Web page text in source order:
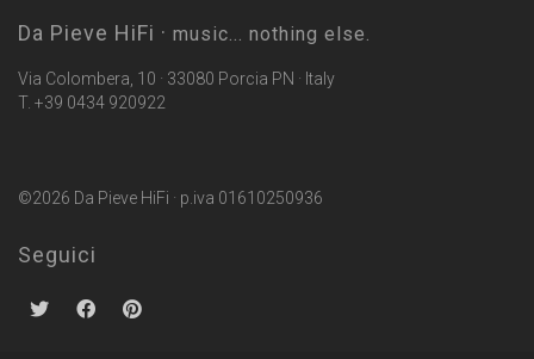
Da Pieve HiFi · music... nothing else.
Via Colombera, 10 · 33080 Porcia PN · Italy
T. +39 0434 920922
©2026 Da Pieve HiFi · p.iva 01610250936
Seguici